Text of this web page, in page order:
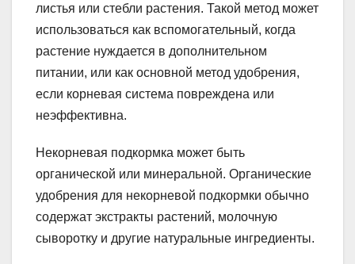
листья или стебли растения. Такой метод может
использоваться как вспомогательный, когда
растение нуждается в дополнительном
питании, или как основной метод удобрения,
если корневая система повреждена или
неэффективна.
Некорневая подкормка может быть
органической или минеральной. Органические
удобрения для некорневой подкормки обычно
содержат экстракты растений, молочную
сыворотку и другие натуральные ингредиенты.